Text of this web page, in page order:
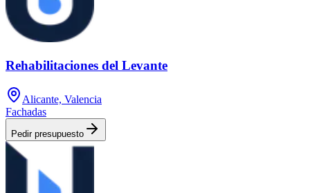
Rehabilitaciones del Levante
Alicante, Valencia
Fachadas
Pedir presupuesto